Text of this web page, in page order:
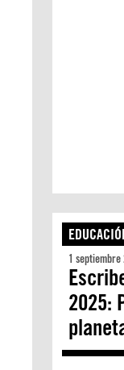
1 septiembre
2025: